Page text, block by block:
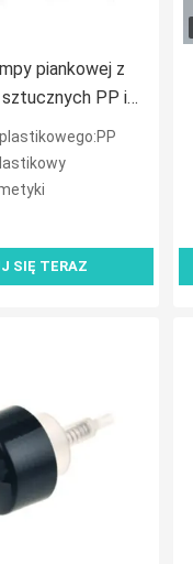
piankowej z
PP i
stali
SIĘ TERAZ